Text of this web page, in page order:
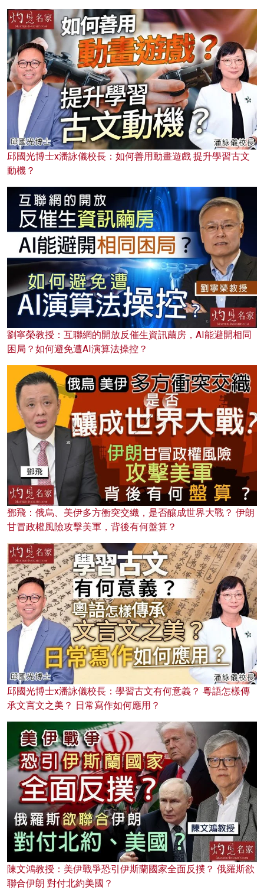
邱國光博士x潘詠儀校長：如何善用動畫遊戲 提升學習古文
動機？
劉寧榮教授：互聯網的開放反催生資訊繭房，AI能避開相同
困局？如何避免遭AI演算法操控？
鄧飛：俄烏、美伊多方衝突交織，是否釀成世界大戰？ 伊朗
甘冒政權風險攻擊美軍，背後有何盤算？
邱國光博士x潘詠儀校長：學習古文有何意義？ 粵語怎樣傳
承文言文之美？ 日常寫作如何應用？
陳文鴻教授：美伊戰爭恐引伊斯蘭國家全面反撲？ 俄羅斯欲
聯合伊朗 對付北約美國？